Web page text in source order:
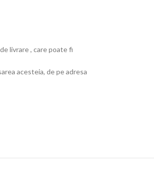
livrare , care poate fi
acesteia, de pe adresa